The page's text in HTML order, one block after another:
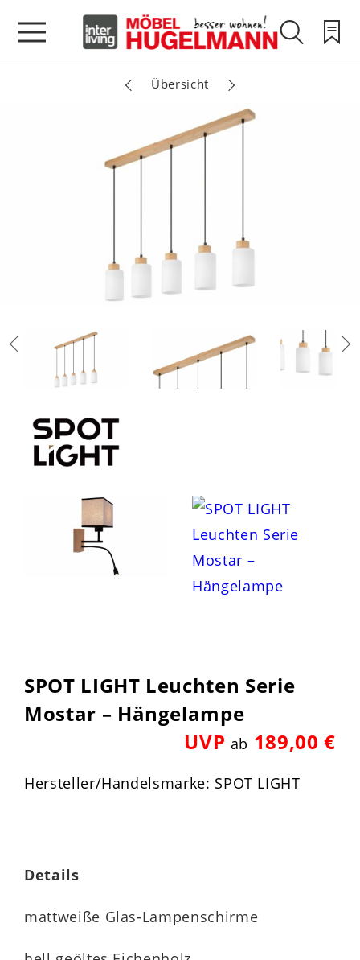
Übersicht
SPOT LIGHT Leuchten Serie
Mostar – Hängelampe
UVP ab 189,00 €
Hersteller/Handelsmarke: SPOT LIGHT
Details
mattweiße Glas-Lampenschirme